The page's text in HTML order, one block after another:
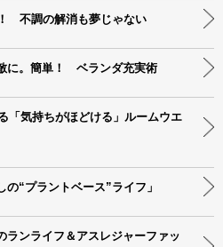
不調の解消も夢じゃない
に。簡単！ ベランダ充実術
「気持ちがほどける」ルームウエ
“プラントベース”ライフ」
ランライフ＆アスレジャーファッ